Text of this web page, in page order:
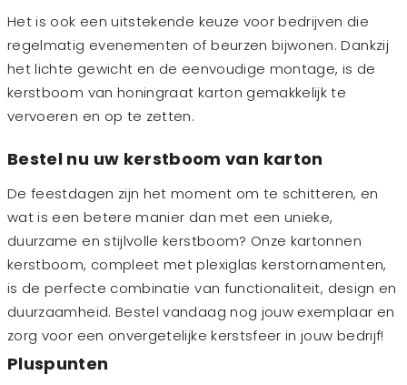
Het is ook een uitstekende keuze voor bedrijven die
regelmatig evenementen of beurzen bijwonen. Dankzij
het lichte gewicht en de eenvoudige montage, is de
kerstboom van honingraat karton gemakkelijk te
vervoeren en op te zetten.
Bestel nu uw kerstboom van karton
De feestdagen zijn het moment om te schitteren, en
wat is een betere manier dan met een unieke,
duurzame en stijlvolle kerstboom? Onze kartonnen
kerstboom, compleet met plexiglas kerstornamenten,
is de perfecte combinatie van functionaliteit, design en
duurzaamheid. Bestel vandaag nog jouw exemplaar en
zorg voor een onvergetelijke kerstsfeer in jouw bedrijf!
Pluspunten